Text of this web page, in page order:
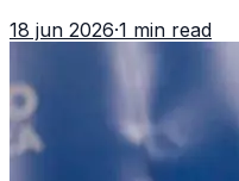
importar edad.
18 jun 2026·1 min read